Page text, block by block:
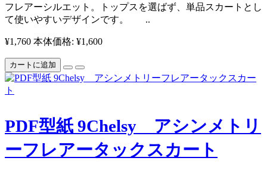
フレアーシルエット。トップスを選ばず、単品スカートとし
て使いやすいデザインです。 ..
¥1,760 本体価格: ¥1,600
カートに追加
PDF型紙 9Chelsy アシンメトリ
ーフレアータックスカート